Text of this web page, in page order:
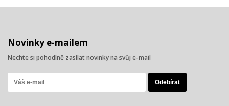
Novinky e-mailem
Nechte si pohodlně zasílat novinky na svůj e-mail